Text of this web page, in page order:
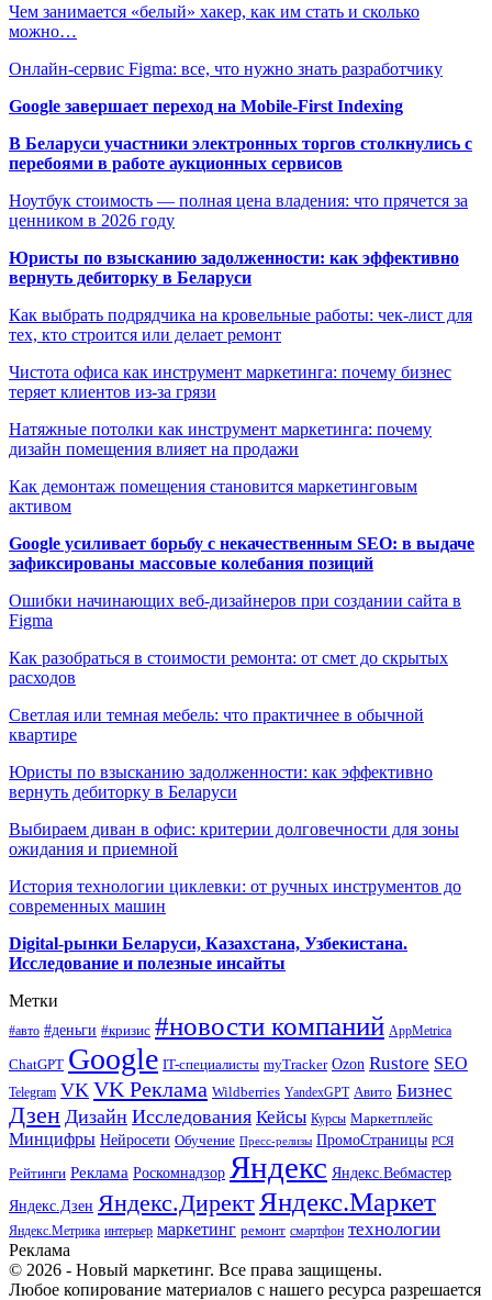
Чем занимается «белый» хакер, как им стать и сколько
можно…
Онлайн-сервис Figma: все, что нужно знать разработчику
Google завершает переход на Mobile-First Indexing
В Беларуси участники электронных торгов столкнулись с
перебоями в работе аукционных сервисов
Ноутбук стоимость — полная цена владения: что прячется за
ценником в 2026 году
Юристы по взысканию задолженности: как эффективно
вернуть дебиторку в Беларуси
Как выбрать подрядчика на кровельные работы: чек-лист для
тех, кто строится или делает ремонт
Чистота офиса как инструмент маркетинга: почему бизнес
теряет клиентов из-за грязи
Натяжные потолки как инструмент маркетинга: почему
дизайн помещения влияет на продажи
Как демонтаж помещения становится маркетинговым
активом
Google усиливает борьбу с некачественным SEO: в выдаче
зафиксированы массовые колебания позиций
Ошибки начинающих веб-дизайнеров при создании сайта в
Figma
Как разобраться в стоимости ремонта: от смет до скрытых
расходов
Светлая или темная мебель: что практичнее в обычной
квартире
Юристы по взысканию задолженности: как эффективно
вернуть дебиторку в Беларуси
Выбираем диван в офис: критерии долговечности для зоны
ожидания и приемной
История технологии циклевки: от ручных инструментов до
современных машин
Digital-рынки Беларуси, Казахстана, Узбекистана.
Исследование и полезные инсайты
Метки
#авто #деньги #кризис #новости компаний AppMetrica
ChatGPT Google IT-специалисты myTracker Ozon Rustore SEO
Telegram VK VK Реклама Wildberries YandexGPT Авито Бизнес
Дзен Дизайн Исследования Кейсы Курсы Маркетплейс
Минцифры Нейросети Обучение Пресс-релизы ПромоСтраницы РСЯ
Рейтинги Реклама Роскомнадзор Яндекс Яндекс.Вебмастер
Яндекс.Дзен Яндекс.ДиректЯндекс.Маркет
Яндекс.Метрика интерьер маркетинг ремонт смартфон технологии
Реклама
© 2026 - Новый маркетинг. Все права защищены.
Любое копирование материалов с нашего ресурса разрешается